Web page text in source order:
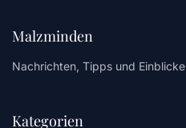
Malzminden
Nachrichten, Tipps und Einblicke
Kategorien